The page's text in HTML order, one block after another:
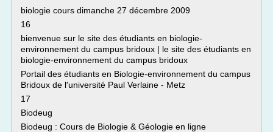
biologie cours dimanche 27 décembre 2009
16
bienvenue sur le site des étudiants en biologie-
environnement du campus bridoux | le site des étudiants en
biologie-environnement du campus bridoux
Portail des étudiants en Biologie-environnement du campus
Bridoux de l'université Paul Verlaine - Metz
17
Biodeug
Biodeug : Cours de Biologie & Géologie en ligne